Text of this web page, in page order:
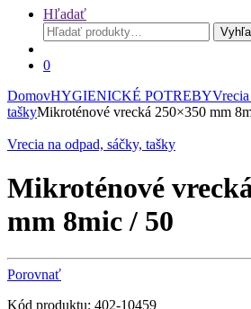
Hľadať
Hľadať:
0
DomovHYGIENICKÉ POTREBYVrecia
taškyMikroténové vrecká 250×350 mm
Vrecia na odpad, sáčky, tašky
Mikroténové
mm 8mic / 50
Porovnať
Kód produktu: 402-10459